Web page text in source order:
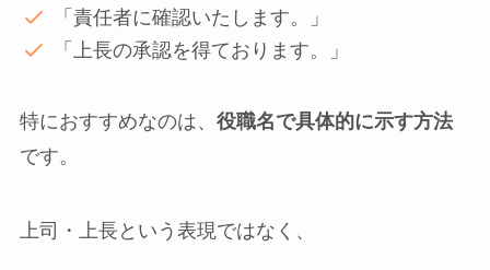
「責任者に確認いたします。」
「上長の承認を得ております。」
特におすすめなのは、 役職名で具体的に示す方法
です。
上司・上長という表現ではなく、